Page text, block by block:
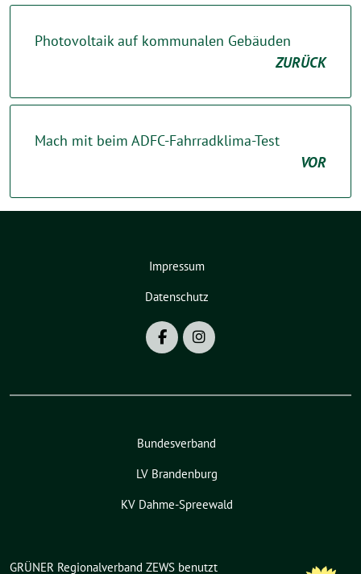
Photovoltaik auf kommunalen Gebäuden
ZURÜCK
Mach mit beim ADFC-Fahrradklima-Test
VOR
Impressum
Datenschutz
Bundesverband
LV Brandenburg
KV Dahme-Spreewald
GRÜNER Regionalverband ZEWS benutzt